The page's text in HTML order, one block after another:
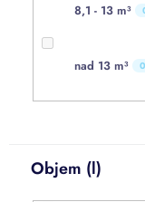
8,1 - 13 m³
nad 13 m³ 0
Objem (l)